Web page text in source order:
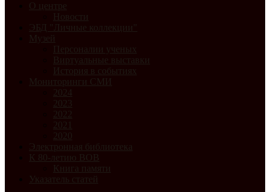
О центре
Новости
ЭБД "Личные коллекции"
Музей
Персоналии ученых
Виртуальные выставки
История в событиях
Мониторинги СМИ
2024
2023
2022
2021
2020
Электронная библиотека
К 80-летию ВОВ
Книга памяти
Указатель статей